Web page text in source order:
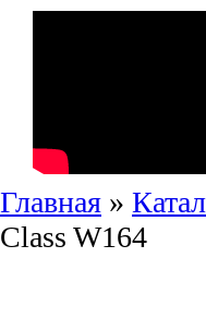
Главная »
Class W164